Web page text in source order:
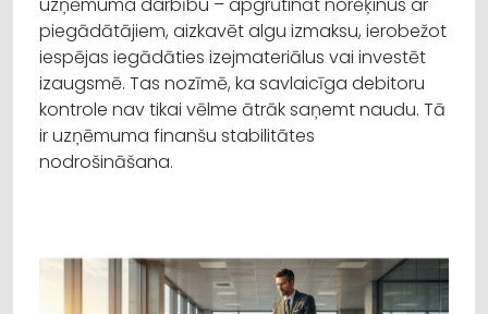
uzņēmuma darbību – apgrūtināt norēķinus ar
piegādātājiem, aizkavēt algu izmaksu, ierobežot
iespējas iegādāties izejmateriālus vai investēt
izaugsmē. Tas nozīmē, ka savlaicīga debitoru
kontrole nav tikai vēlme ātrāk saņemt naudu. Tā
ir uzņēmuma finanšu stabilitātes
nodrošināšana.